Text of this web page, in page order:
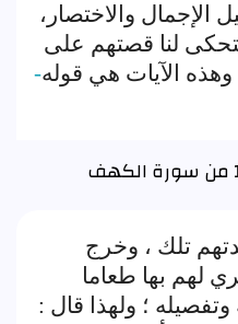
والاختصار،
لنا قصتهم على
الآيات هي قوله-
تلك ، وخرج
لهم بها طعاما
وتفصيله ؛ ولهذا قال :